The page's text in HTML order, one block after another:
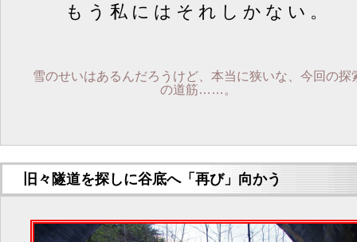
もう私にはそれしかない。
雪のせいはあるんだろうけど、本当に狭いな、今回の探
の道筋……。
旧々隧道を探しに谷底へ「再び」向かう